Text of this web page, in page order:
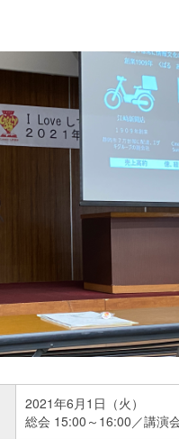
2021年6月1日（火）
総会 15:00～16:00／講演